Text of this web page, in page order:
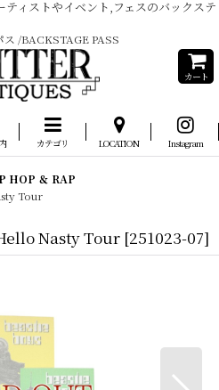
ィストやイベント,フェスのバックステ
ス /BACKSTAGE PASS
カート
カテゴリ LOCATION Instagram
HOP ＆ RAP
Tour
Nasty Tour [251023-07]